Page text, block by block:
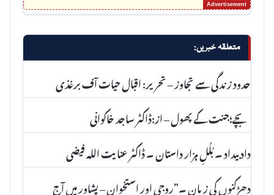
متعلقہ خبریں:
حدود زندگی سے تجاوز – تحریر: اقبال حیات آف برغذی
بچے؛جنت کے پھول – از:ڈاکٹر ساجد خاکوانی
داد بیداد ۔ بُلُلِ ہزار داستان ۔ ڈاکٹر عنا یت اللہ فیضی
دھڑکنوں کی زبان ۔”روجی اور استخوان – پشاور میں آج